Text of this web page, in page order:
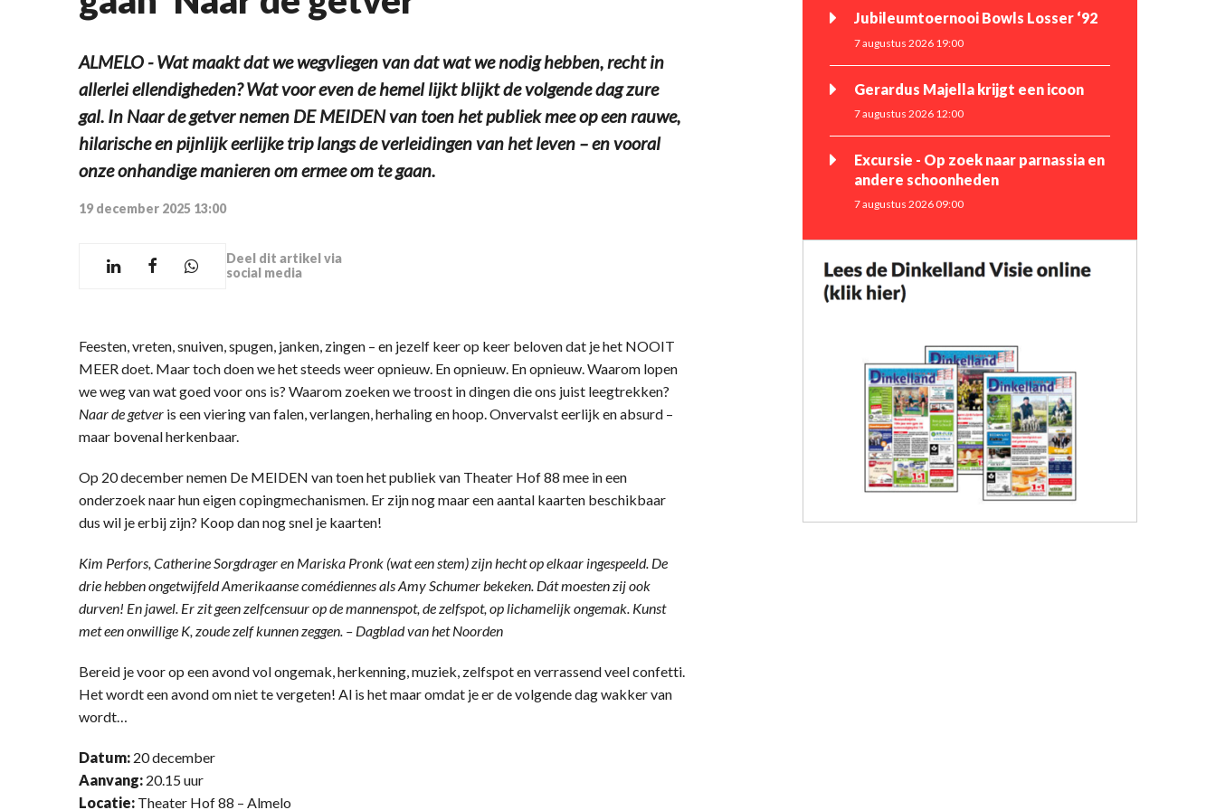
ALMELO - Wat maakt dat we wegvliegen van dat wat we nodig hebben, recht in
allerlei ellendigheden? Wat voor even de hemel lijkt blijkt de volgende dag zure
gal. In Naar de getver nemen DE MEIDEN van toen het publiek mee op een rauwe,
hilarische en pijnlijk eerlijke trip langs de verleidingen van het leven – en vooral
onze onhandige manieren om ermee om te gaan.
19 december 2025 13:00
Deel dit artikel via
social media
Feesten, vreten, snuiven, spugen, janken, zingen – en jezelf keer op keer beloven dat je het NOOIT
MEER doet. Maar toch doen we het steeds weer opnieuw. En opnieuw. En opnieuw. Waarom lopen
we weg van wat goed voor ons is? Waarom zoeken we troost in dingen die ons juist leegtrekken?
Naar de getver is een viering van falen, verlangen, herhaling en hoop. Onvervalst eerlijk en absurd –
maar bovenal herkenbaar.
Op 20 december nemen De MEIDEN van toen het publiek van Theater Hof 88 mee in een
onderzoek naar hun eigen copingmechanismen. Er zijn nog maar een aantal kaarten beschikbaar
dus wil je erbij zijn? Koop dan nog snel je kaarten!
Kim Perfors, Catherine Sorgdrager en Mariska Pronk (wat een stem) zijn hecht op elkaar ingespeeld. De
drie hebben ongetwijfeld Amerikaanse comédiennes als Amy Schumer bekeken. Dát moesten zij ook
durven! En jawel. Er zit geen zelfcensuur op de mannenspot, de zelfspot, op lichamelijk ongemak. Kunst
met een onwillige K, zoude zelf kunnen zeggen. – Dagblad van het Noorden
Bereid je voor op een avond vol ongemak, herkenning, muziek, zelfspot en verrassend veel confetti.
Het wordt een avond om niet te vergeten! Al is het maar omdat je er de volgende dag wakker van
wordt…
Datum: 20 december
Aanvang: 20.15 uur
Locatie: Theater Hof 88 – Almelo
Jubileumtoernooi Bowls Losser ‘92
7 augustus 2026 19:00
Gerardus Majella krijgt een icoon
7 augustus 2026 12:00
Excursie - Op zoek naar parnassia en
andere schoonheden
7 augustus 2026 09:00